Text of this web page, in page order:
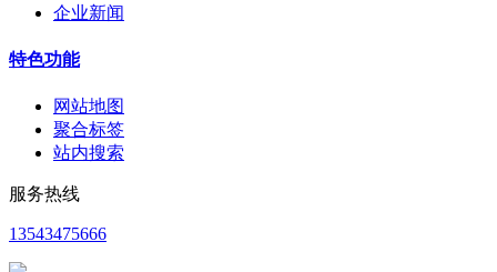
企业新闻
特色功能
网站地图
聚合标签
站内搜索
服务热线
13543475666